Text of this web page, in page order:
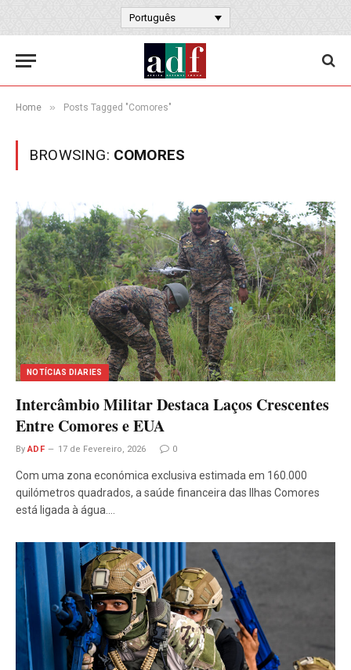
Português
Home » Posts Tagged "Comores"
BROWSING: COMORES
NOTÍCIAS DIARIES
Intercâmbio Militar Destaca Laços Crescentes
Entre Comores e EUA
By ADF 17 de Fevereiro, 2026 0
Com uma zona económica exclusiva estimada em 160.000
quilómetros quadrados, a saúde financeira das Ilhas Comores
está ligada à água.…